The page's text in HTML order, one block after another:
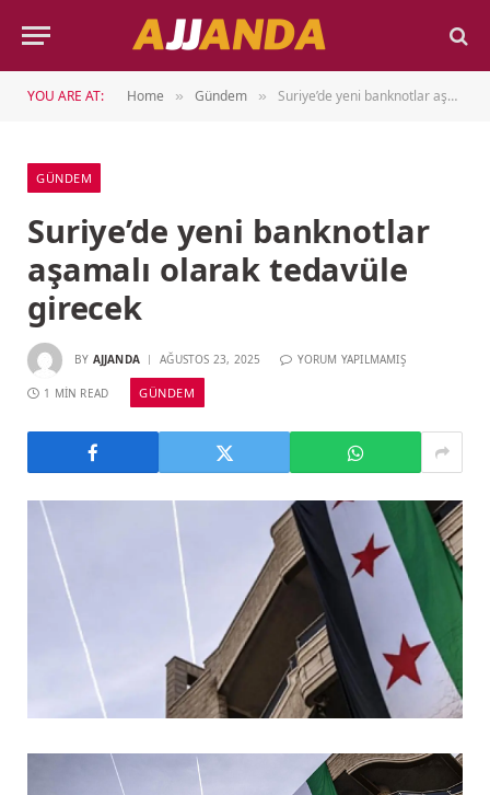
YOU ARE AT: Home » Gündem » Suriye’de yeni banknotlar aşamalı olarak tedavüle girecek
GÜNDEM
Suriye’de yeni banknotlar
aşamalı olarak tedavüle
girecek
BY AJJANDA AĞUSTOS 23, 2025 YORUM YAPILMAMIŞ
1 MIN READ GÜNDEM